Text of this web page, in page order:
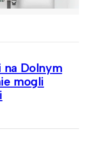
Dolnym
mogli